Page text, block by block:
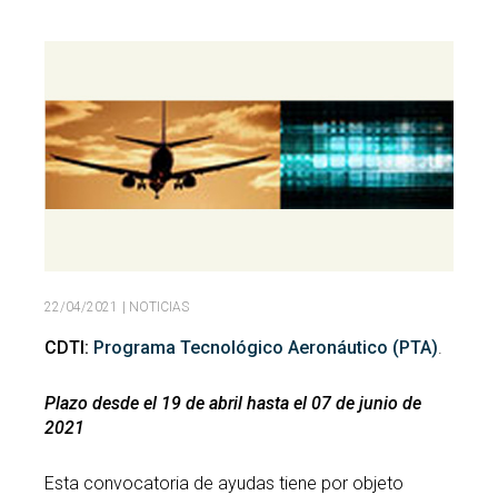
GL EN Search
Buscar
por:
BUSCAR
TwitterInstagramYoutubeLinkedin
22/04/2021 | NOTICIAS
CDTI: Programa Tecnológico Aeronáutico (PTA)
Plazo desde el 19 de abril hasta el 07 de junio de
2021
Esta convocatoria de ayudas tiene por objeto